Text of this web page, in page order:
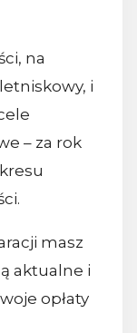
na
i
– za rok
masz
aktualne i
opłaty